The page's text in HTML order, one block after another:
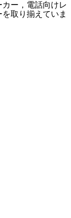
ー，電話向けレ
取り揃えていま